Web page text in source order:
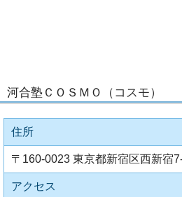
河合塾ＣＯＳＭＯ（コスモ）
住所
〒160-0023 東京都新宿区西新
アクセス